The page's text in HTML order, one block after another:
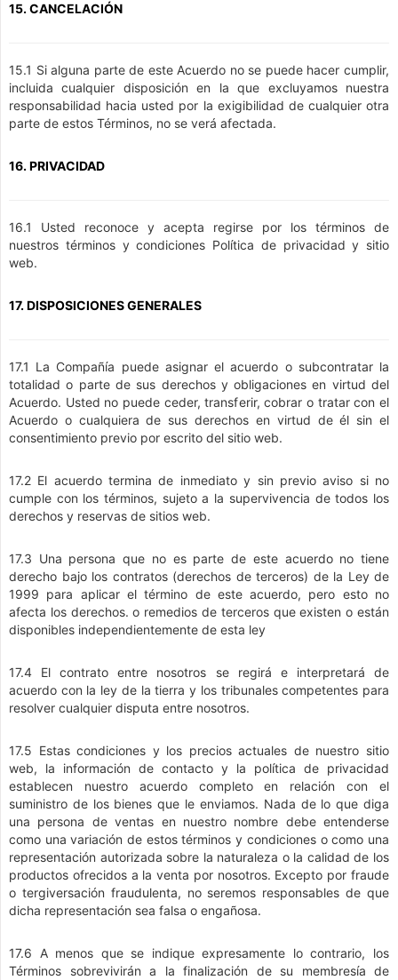
15. CANCELACIÓN
15.1 Si alguna parte de este Acuerdo no se puede hacer cumplir,
incluida cualquier disposición en la que excluyamos nuestra
responsabilidad hacia usted por la exigibilidad de cualquier otra
parte de estos Términos, no se verá afectada.
16. PRIVACIDAD
16.1 Usted reconoce y acepta regirse por los términos de
nuestros términos y condiciones Política de privacidad y sitio
web.
17. DISPOSICIONES GENERALES
17.1 La Compañía puede asignar el acuerdo o subcontratar la
totalidad o parte de sus derechos y obligaciones en virtud del
Acuerdo. Usted no puede ceder, transferir, cobrar o tratar con el
Acuerdo o cualquiera de sus derechos en virtud de él sin el
consentimiento previo por escrito del sitio web.
17.2 El acuerdo termina de inmediato y sin previo aviso si no
cumple con los términos, sujeto a la supervivencia de todos los
derechos y reservas de sitios web.
17.3 Una persona que no es parte de este acuerdo no tiene
derecho bajo los contratos (derechos de terceros) de la Ley de
1999 para aplicar el término de este acuerdo, pero esto no
afecta los derechos. o remedios de terceros que existen o están
disponibles independientemente de esta ley
17.4 El contrato entre nosotros se regirá e interpretará de
acuerdo con la ley de la tierra y los tribunales competentes para
resolver cualquier disputa entre nosotros.
17.5 Estas condiciones y los precios actuales de nuestro sitio
web, la información de contacto y la política de privacidad
establecen nuestro acuerdo completo en relación con el
suministro de los bienes que le enviamos. Nada de lo que diga
una persona de ventas en nuestro nombre debe entenderse
como una variación de estos términos y condiciones o como una
representación autorizada sobre la naturaleza o la calidad de los
productos ofrecidos a la venta por nosotros. Excepto por fraude
o tergiversación fraudulenta, no seremos responsables de que
dicha representación sea falsa o engañosa.
17.6 A menos que se indique expresamente lo contrario, los
Términos sobrevivirán a la finalización de su membresía de